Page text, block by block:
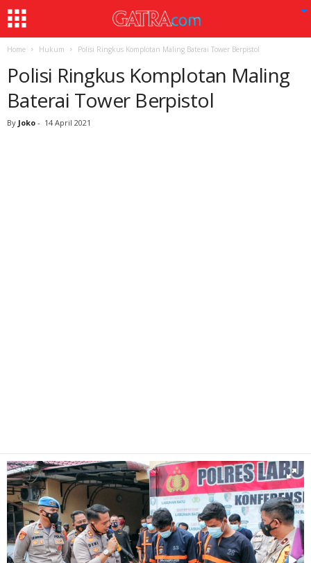
Home Hukum Polisi Ringkus Komplotan Maling Baterai Tower Berpistol
Polisi Ringkus Komplotan Maling
Baterai Tower Berpistol
By Joko - 14 April 2021